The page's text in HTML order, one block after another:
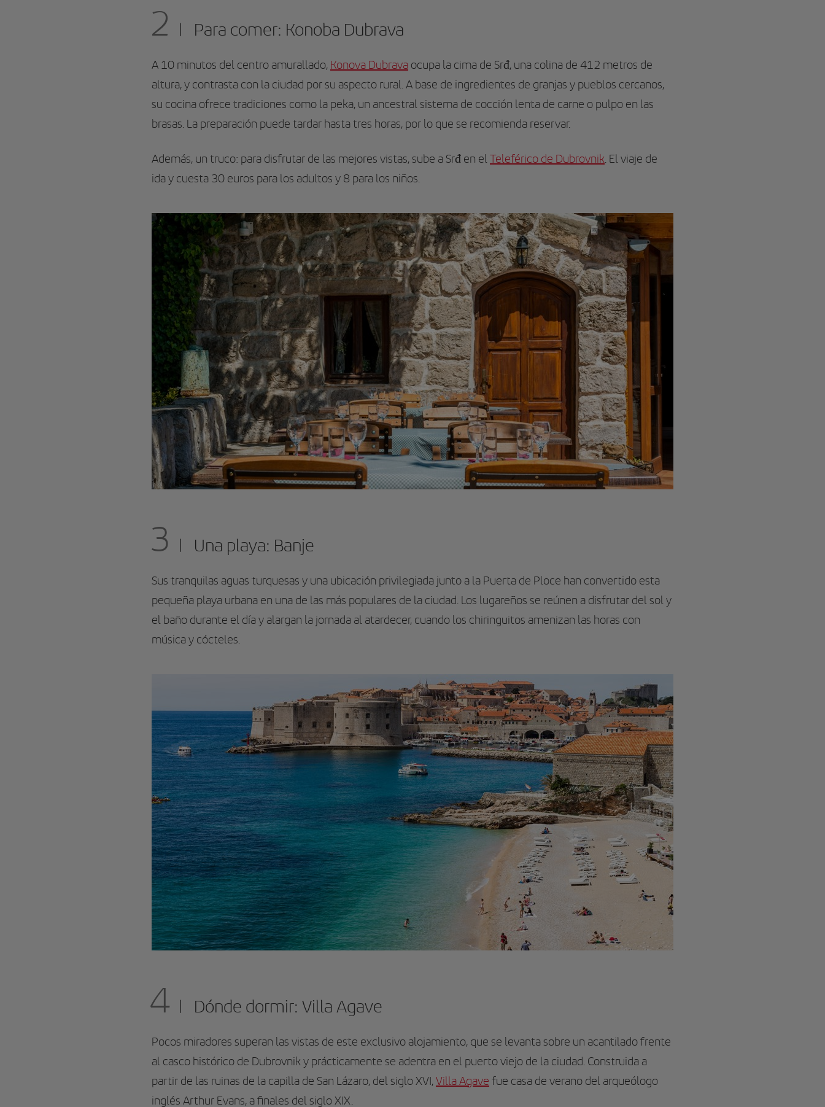
2 Para comer: Konoba Dubrava
A 10 minutos del centro amurallado, Konova Dubrava ocupa la cima de Srđ, una colina de 412 metros de
altura, y contrasta con la ciudad por su aspecto rural. A base de ingredientes de granjas y pueblos cercanos,
su cocina ofrece tradiciones como la peka, un ancestral sistema de cocción lenta de carne o pulpo en las
brasas. La preparación puede tardar hasta tres horas, por lo que se recomienda reservar.
Además, un truco: para disfrutar de las mejores vistas, sube a Srđ en elTeleférico de Dubrovnik. El viaje de
ida y cuesta 30 euros para los adultos y 8 para los niños.
3 Una playa: Banje
Sus tranquilas aguas turquesas y una ubicación privilegiada junto a la Puerta de Ploce han convertido esta
pequeña playa urbana en una de las más populares de la ciudad. Los lugareños se reúnen a disfrutar del sol y
el baño durante el día y alargan la jornada al atardecer, cuando los chiringuitos amenizan las horas con
música y cócteles.
4 Dónde dormir: Villa Agave
Pocos miradores superan las vistas de este exclusivo alojamiento, que se levanta sobre un acantilado frente
al casco histórico de Dubrovnik y prácticamente se adentra en el puerto viejo de la ciudad. Construida a
partir de las ruinas de la capilla de San Lázaro, del siglo XVI,Villa Agave fue casa de verano del arqueólogo
inglés Arthur Evans, a finales del siglo XIX.